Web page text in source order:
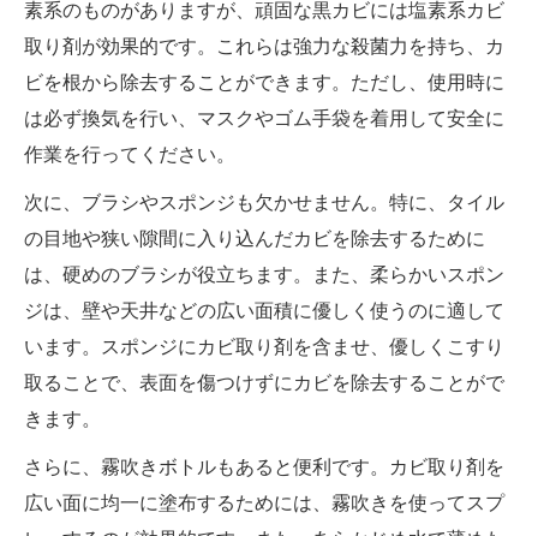
素系のものがありますが、頑固な黒カビには塩素系カビ
取り剤が効果的です。これらは強力な殺菌力を持ち、カ
ビを根から除去することができます。ただし、使用時に
は必ず換気を行い、マスクやゴム手袋を着用して安全に
作業を行ってください。
次に、ブラシやスポンジも欠かせません。特に、タイル
の目地や狭い隙間に入り込んだカビを除去するために
は、硬めのブラシが役立ちます。また、柔らかいスポン
ジは、壁や天井などの広い面積に優しく使うのに適して
います。スポンジにカビ取り剤を含ませ、優しくこすり
取ることで、表面を傷つけずにカビを除去することがで
きます。
さらに、霧吹きボトルもあると便利です。カビ取り剤を
広い面に均一に塗布するためには、霧吹きを使ってスプ